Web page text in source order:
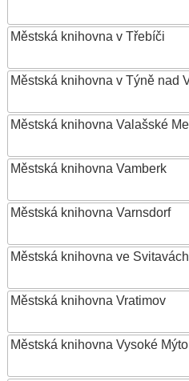
Městská knihovna v Třebíči
Městská knihovna v Týně nad
Městská knihovna Valašské
Městská knihovna Vamberk
Městská knihovna Varnsdorf
Městská knihovna ve Svitavách
Městská knihovna Vratimov
Městská knihovna Vysoké Mýto